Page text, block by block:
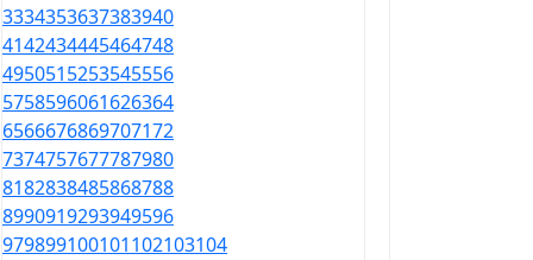
3334353637383940
4142434445464748
4950515253545556
5758596061626364
6566676869707172
7374757677787980
8182838485868788
8990919293949596
979899100101102103104